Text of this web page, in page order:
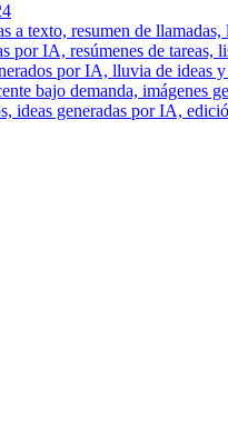
a texto, resumen de
por IA, resúmenes de tareas,
por IA, lluvia de ideas y
bajo demanda, imágenes
ideas generadas por IA,